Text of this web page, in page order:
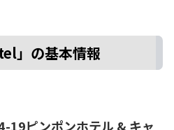
」の基本情報
19ピンポンホテル & キャ